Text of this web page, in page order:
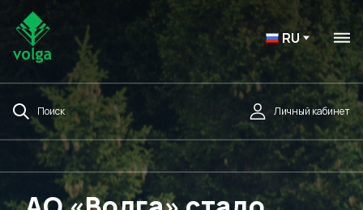
RU
Поиск Личный кабинет